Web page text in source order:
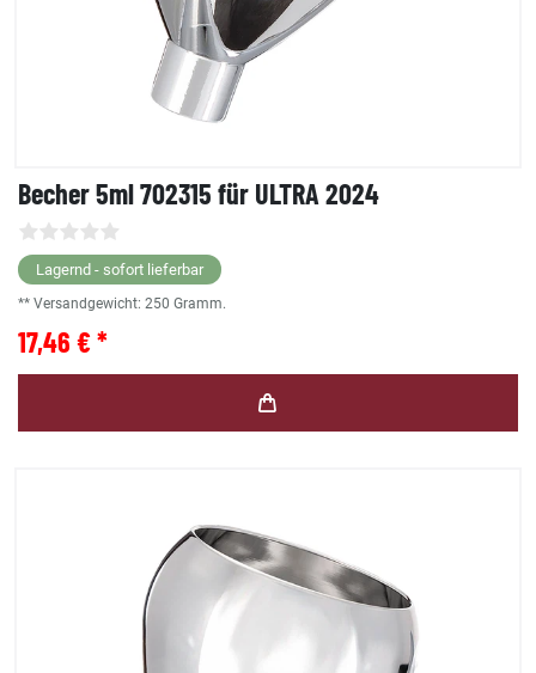
Becher 5ml 702315 für ULTRA 2024
Lagernd - sofort lieferbar
** Versandgewicht: 250 Gramm.
17,46 € *